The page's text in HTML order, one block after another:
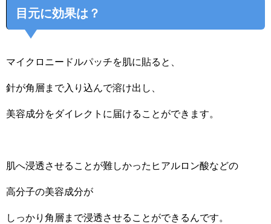
目元に効果は？
マイクロニードルパッチを肌に貼ると、
針が角層まで入り込んで溶け出し、
美容成分をダイレクトに届けることができます。
肌へ浸透させることが難しかったヒアルロン酸などの
高分子の美容成分が
しっかり角層まで浸透させることができるんです。